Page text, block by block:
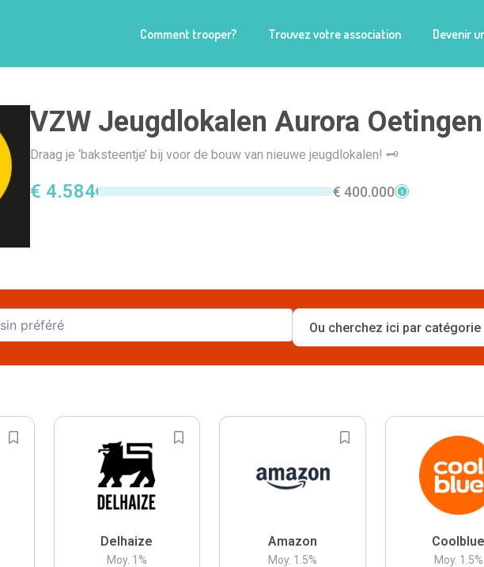
Comment trooper? Trouvez votre association Devenir
VZW Jeugdlokalen Aurora Oetingen
Draag je ‘baksteentje’ bij voor de bouw van nieuwe jeugdlokalen! 🗝
€ 4.584 € 400.000
Delhaize
Moy. 1 %
Amazon
Moy. 1.5%
Coolblue
Moy. 1.5%